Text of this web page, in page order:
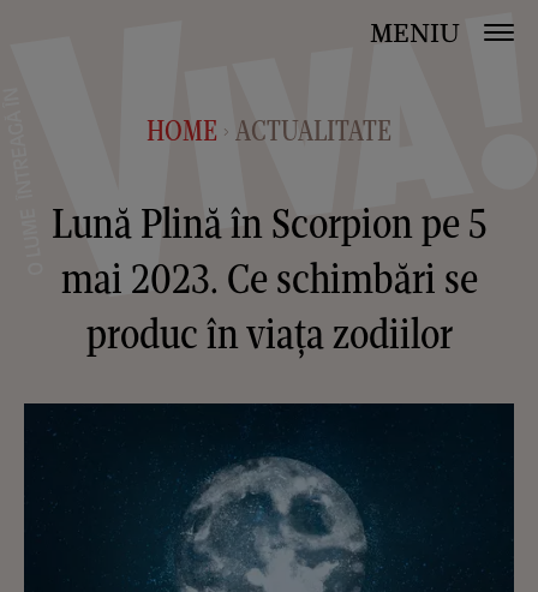
MENIU
HOME > ACTUALITATE
Lună Plină în Scorpion pe 5
mai 2023. Ce schimbări se
produc în viața zodiilor